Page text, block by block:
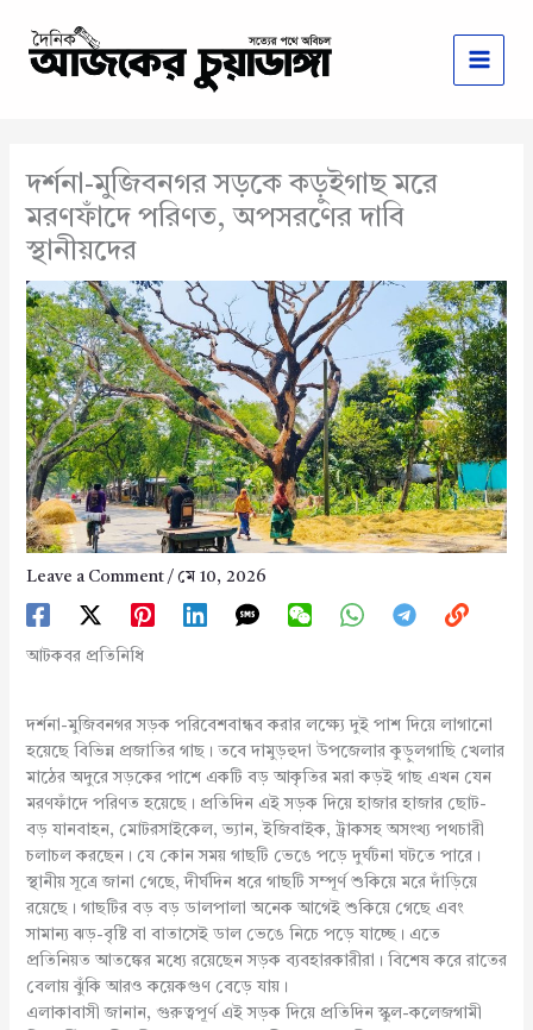
content
দর্শনা-মুজিবনগর সড়কে কড়ুইগাছ মরে
মরণফাঁদে পরিণত, অপসরণের দাবি
স্থানীয়দের
Leave a Comment / মে 10, 2026
আটকবর প্রতিনিধি
দর্শনা-মুজিবনগর সড়ক পরিবেশবান্ধব করার লক্ষ্যে দুই পাশ দিয়ে লাগানো
হয়েছে বিভিন্ন প্রজাতির গাছ। তবে দামুড়হুদা উপজেলার কুড়ুলগাছি খেলার
মাঠের অদুরে সড়কের পাশে একটি বড় আকৃতির মরা কড়ই গাছ এখন যেন
মরণফাঁদে পরিণত হয়েছে। প্রতিদিন এই সড়ক দিয়ে হাজার হাজার ছোট-
বড় যানবাহন, মোটরসাইকেল, ভ্যান, ইজিবাইক, ট্রাকসহ অসংখ্য পথচারী
চলাচল করছেন। যে কোন সময় গাছটি ভেঙে পড়ে দুর্ঘটনা ঘটতে পারে।
স্থানীয় সূত্রে জানা গেছে, দীর্ঘদিন ধরে গাছটি সম্পূর্ণ শুকিয়ে মরে দাঁড়িয়ে
রয়েছে। গাছটির বড় বড় ডালপালা অনেক আগেই শুকিয়ে গেছে এবং
সামান্য ঝড়-বৃষ্টি বা বাতাসেই ডাল ভেঙে নিচে পড়ে যাচ্ছে। এতে
প্রতিনিয়ত আতঙ্কের মধ্যে রয়েছেন সড়ক ব্যবহারকারীরা। বিশেষ করে রাতের
বেলায় ঝুঁকি আরও কয়েকগুণ বেড়ে যায়।
এলাকাবাসী জানান, গুরুত্বপূর্ণ এই সড়ক দিয়ে প্রতিদিন স্কুল-কলেজগামী